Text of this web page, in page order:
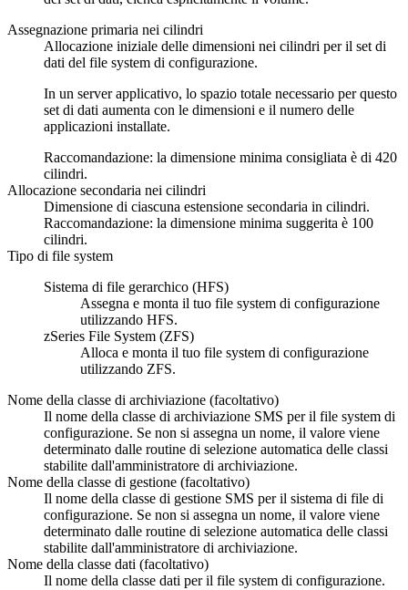
Assegnazione primaria nei cilindri
Allocazione iniziale delle dimensioni nei cilindri per il set di
dati del file system di configurazione.
In un server applicativo, lo spazio totale necessario per questo
set di dati aumenta con le dimensioni e il numero delle
applicazioni installate.
Raccomandazione: la dimensione minima consigliata è di 420
cilindri.
Allocazione secondaria nei cilindri
Dimensione di ciascuna estensione secondaria in cilindri.
Raccomandazione: la dimensione minima suggerita è 100
cilindri.
Tipo di file system
Sistema di file gerarchico (HFS)
Assegna e monta il tuo file system di configurazione
utilizzando HFS.
zSeries File System (ZFS)
Alloca e monta il tuo file system di configurazione
utilizzando ZFS.
Nome della classe di archiviazione (facoltativo)
Il nome della classe di archiviazione SMS per il file system di
configurazione. Se non si assegna un nome, il valore viene
determinato dalle routine di selezione automatica delle classi
stabilite dall'amministratore di archiviazione.
Nome della classe di gestione (facoltativo)
Il nome della classe di gestione SMS per il sistema di file di
configurazione. Se non si assegna un nome, il valore viene
determinato dalle routine di selezione automatica delle classi
stabilite dall'amministratore di archiviazione.
Nome della classe dati (facoltativo)
Il nome della classe dati per il file system di configurazione.